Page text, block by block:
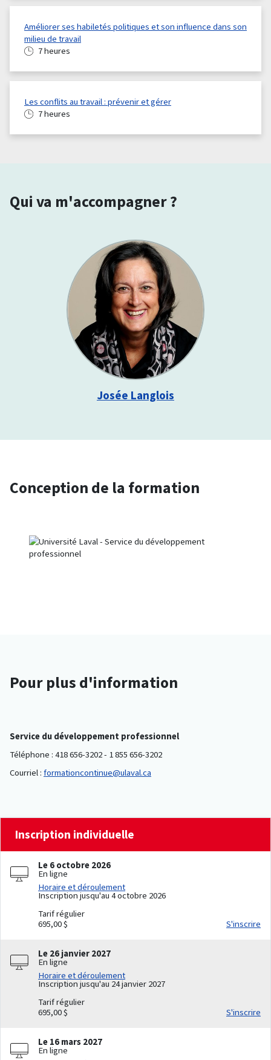
Améliorer ses habiletés politiques et son influence dans son
milieu de travail
7 heures
Les conflits au travail : prévenir et gérer
7 heures
Qui va m'accompagner ?
Josée Langlois
Conception de la formation
Pour plus d'information
Service du développement professionnel
Téléphone : 418 656-3202 - 1 855 656-3202
Courriel : formationcontinue@ulaval.ca
Inscription individuelle
Le 6 octobre 2026
En ligne
Horaire et déroulement
Inscription jusqu'au 4 octobre 2026
Tarif régulier
695,00 $
S'inscrire
Le 26 janvier 2027
En ligne
Horaire et déroulement
Inscription jusqu'au 24 janvier 2027
Tarif régulier
695,00 $
S'inscrire
Le 16 mars 2027
En ligne